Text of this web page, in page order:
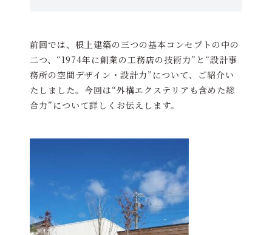
前回では、根上建築の三つの基本コンセプトの中の
二つ、“1974年に創業の工務店の技術力”と“設計事
務所の空間デザイン・設計力”について、ご紹介い
たしました。今回は“外構エクステリアも含めた総
合力”について詳しくお伝えします。